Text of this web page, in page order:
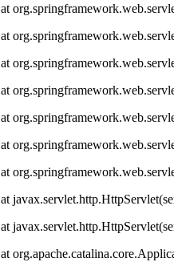
at
at
at
at
at
at
at
at
at
at